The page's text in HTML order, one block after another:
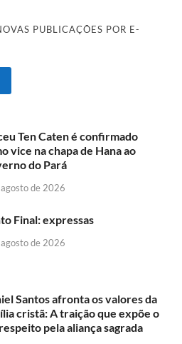
PUBLICAÇÕES POR E-
Ten Caten é confirmado
vice na chapa de Hana ao
do Pará
de 2026
Final: expressas
de 2026
Santos afronta os valores da
cristã: A traição que expõe o
pela aliança sagrada